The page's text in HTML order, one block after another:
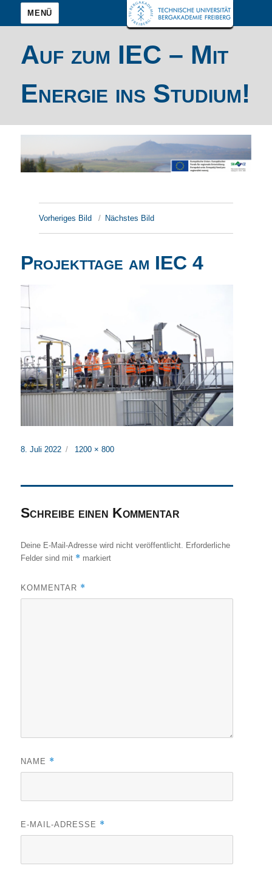
MENÜ
Auf zum IEC – Mit
Energie ins Studium!
Vorheriges Bild Nächstes Bild
Projekttage am IEC 4
Veröffentlicht
8. Juli 2022 Originalgröße
1200 × 800
Schreibe einen Kommentar
Deine E-Mail-Adresse wird nicht veröffentlicht. Erforderliche
Felder sind mit * markiert
KOMMENTAR *
NAME *
E-MAIL-ADRESSE *